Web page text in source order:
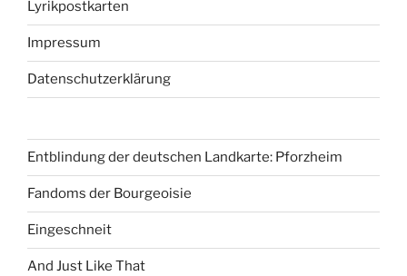
Lyrikpostkarten
Impressum
Datenschutzerklärung
Entblindung der deutschen Landkarte: Pforzheim
Fandoms der Bourgeoisie
Eingeschneit
And Just Like That